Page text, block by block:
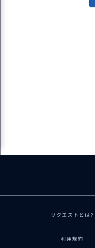
リクエストとは?
利用規約